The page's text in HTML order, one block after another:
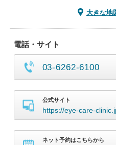
大きな地
電話・サイト
03-6262-6100
公式サイト
https://eye-care-
ネット予約はこちらから